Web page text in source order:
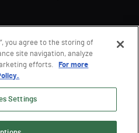
you agree to the storing of
site navigation, analyze
efforts.
For more
Settings